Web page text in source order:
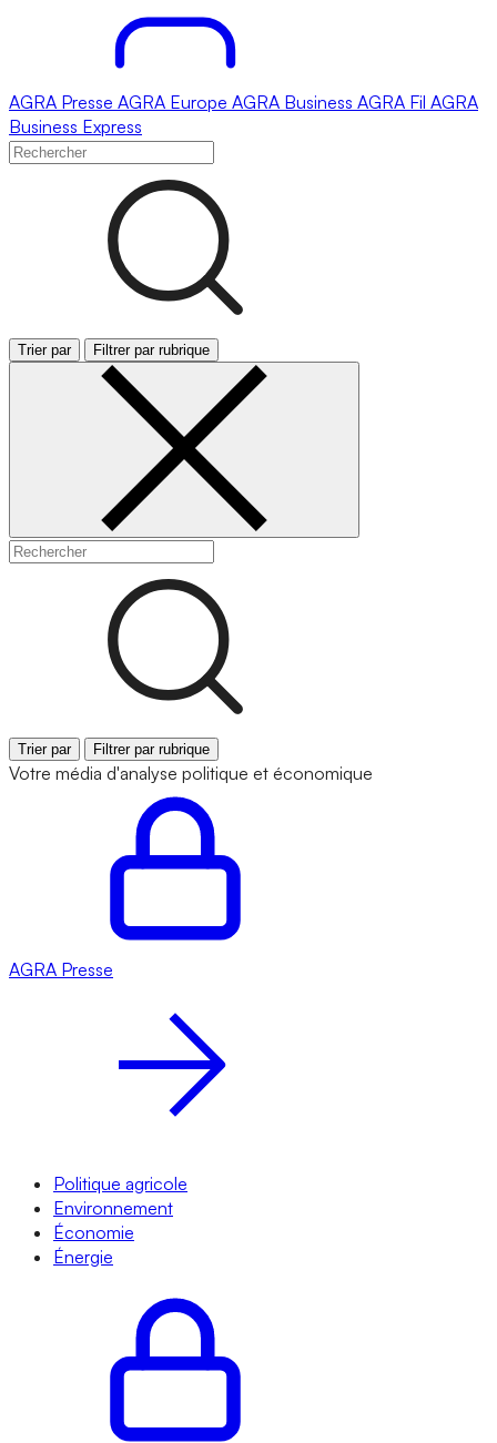
AGRA Presse AGRA Europe AGRA Business AGRA Fil AGRA
Business Express
Trier par Filtrer par rubrique
Trier par Filtrer par rubrique
Votre média d'analyse politique et économique
AGRA Presse
Politique agricole
Environnement
Économie
Énergie